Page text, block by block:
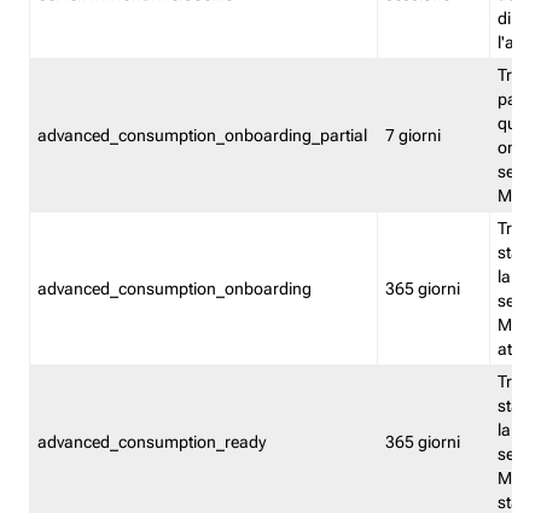
advanced_consumption_onboarding_partial 7 giorni
advanced_consumption_onboarding 365 giorni
stata
la
advanced_consumption_ready 365 giorni
stata
la
stato